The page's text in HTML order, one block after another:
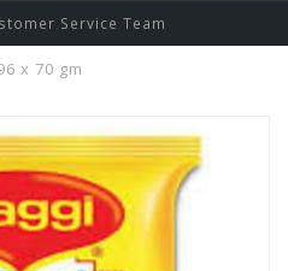
Service Team
x 70 gm